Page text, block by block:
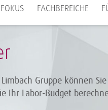
FACHBEREICHE
Gruppe können
Ihr Labor-Budget